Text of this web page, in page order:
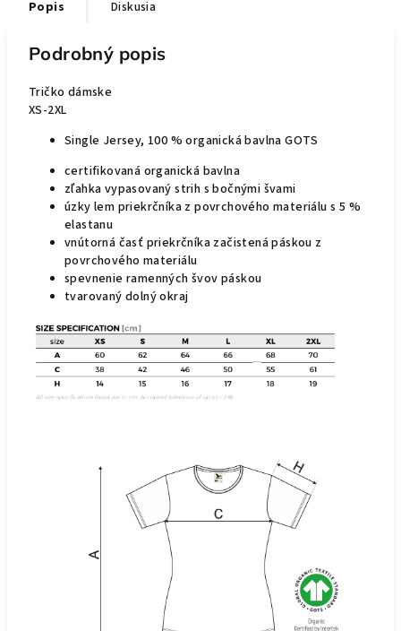
Popis Diskusia
Podrobný popis
Tričko dámske
XS-2XL
Single Jersey, 100 % organická bavlna GOTS
certifikovaná organická bavlna
zľahka vypasovaný strih s bočnými švami
úzky lem priekrčníka z povrchového materiálu s 5 %
elastanu
vnútorná časť priekrčníka začistená páskou z
povrchového materiálu
spevnenie ramenných švov páskou
tvarovaný dolný okraj